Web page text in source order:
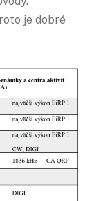
je dobré